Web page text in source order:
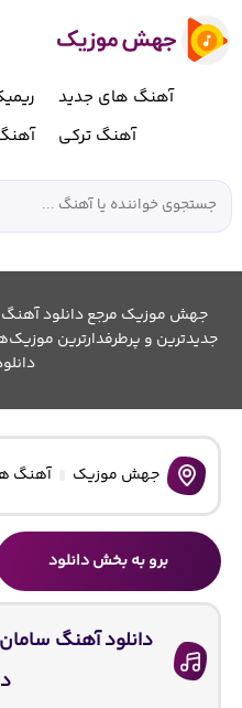
آهنگ های جدید
آهنگ ترکی
جهش موزیک مرجع دانلود آهنگ
جدیدترین و پرطرفدارترین
جهش موزیک آهنگ
برو به بخش دانلود
دانلود آهنگ